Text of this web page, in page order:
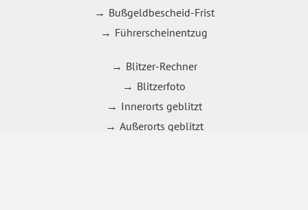
Bußgeldbescheid-Frist
Führerscheinentzug
Blitzer-Rechner
Blitzerfoto
Innerorts geblitzt
Außerorts geblitzt